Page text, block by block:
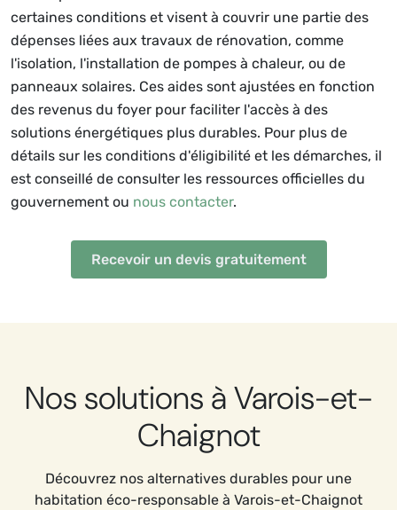
certaines conditions et visent à couvrir une partie des
dépenses liées aux travaux de rénovation, comme
l'isolation, l'installation de pompes à chaleur, ou de
panneaux solaires. Ces aides sont ajustées en fonction
des revenus du foyer pour faciliter l'accès à des
solutions énergétiques plus durables. Pour plus de
détails sur les conditions d'éligibilité et les démarches, il
est conseillé de consulter les ressources officielles du
gouvernement ou nous contacter.
Recevoir un devis gratuitement
Nos solutions à Varois-et-
Chaignot
Découvrez nos alternatives durables pour une
habitation éco-responsable à Varois-et-Chaignot